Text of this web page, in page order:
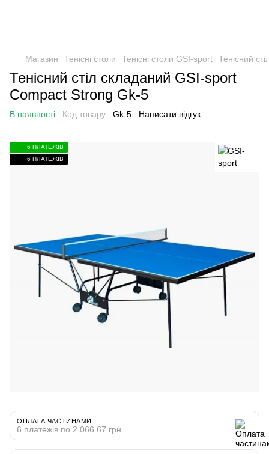
Магазин Тенісні столи Тенісні столи GSI-sport Тенісний
Тенісний стіл складаний GSI-sport
Compact Strong Gk-5
В наявності Код товару:: Gk-5 Написати відгук
6 ПЛАТЕЖІВ
6 ПЛАТЕЖІВ
ОПЛАТА ЧАСТИНАМИ
6 платежів по 2 066.67 грн